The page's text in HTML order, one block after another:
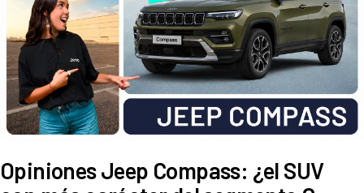
Opiniones Jeep Compass: ¿el SUV